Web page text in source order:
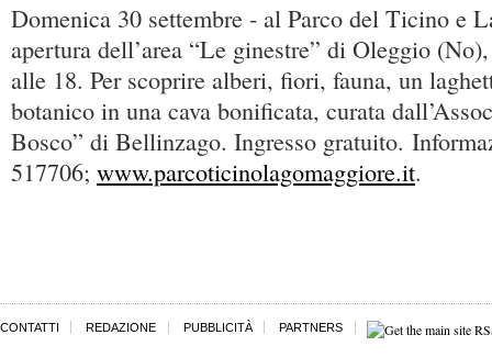
Domenica 30 settembre - al Parco del Ticino e
apertura dell’area “Le ginestre” di Oleggio
alle 18. Per scoprire alberi, fiori, fauna, un
botanico in una cava bonificata, curata
Bosco” di Bellinzago. Ingresso gratuito.
517706; www.parcoticinolagomaggiore.it.
CONTATTI REDAZIONE PUBBLICITÀ PARTNERS